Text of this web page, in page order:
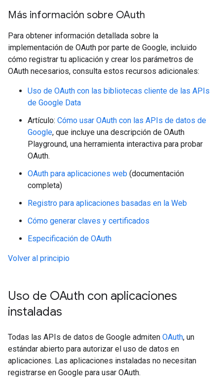
Más información sobre OAuth
Para obtener información detallada sobre la
implementación de OAuth por parte de Google, incluido
cómo registrar tu aplicación y crear los parámetros de
OAuth necesarios, consulta estos recursos adicionales:
Uso de OAuth con las bibliotecas cliente de las APIs
de Google Data
Artículo: Cómo usar OAuth con las APIs de datos de
Google, que incluye una descripción de OAuth
Playground, una herramienta interactiva para probar
OAuth.
OAuth para aplicaciones web (documentación
completa)
Registro para aplicaciones basadas en la Web
Cómo generar claves y certificados
Especificación de OAuth
Volver al principio
Uso de OAuth con aplicaciones
instaladas
Todas las APIs de datos de Google admiten OAuth, un
estándar abierto para autorizar el uso de datos en
aplicaciones. Las aplicaciones instaladas no necesitan
registrarse en Google para usar OAuth.